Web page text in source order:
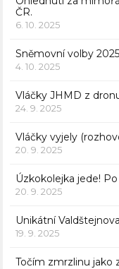
ČR.
6. 10. 2025
Sněmovní volby
4. 10. 2025
Vláčky JHMD z
24. 9. 2025
Vláčky vyjely
20. 9. 2025
Úzkokolejka jede!
20. 9. 2025
Unikátní
19. 9. 2025
Točím zmrzlinu jako